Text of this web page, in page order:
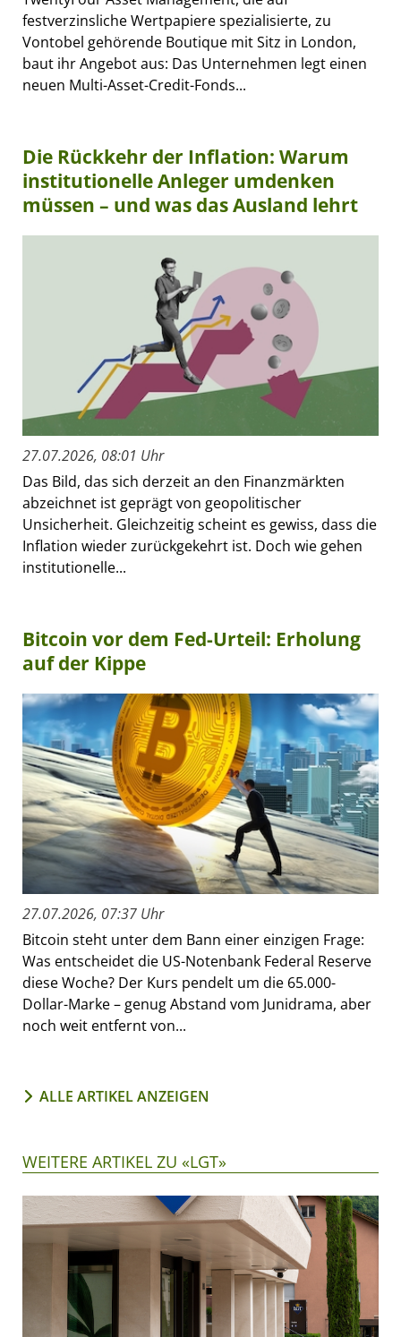
festverzinsliche Wertpapiere spezialisierte, zu
Vontobel gehörende Boutique mit Sitz in London,
baut ihr Angebot aus: Das Unternehmen legt einen
neuen Multi-Asset-Credit-Fonds...
Die Rückkehr der Inflation: Warum
institutionelle Anleger umdenken
müssen – und was das Ausland lehrt
27.07.2026, 08:01 Uhr
Das Bild, das sich derzeit an den Finanzmärkten
abzeichnet ist geprägt von geopolitischer
Unsicherheit. Gleichzeitig scheint es gewiss, dass die
Inflation wieder zurückgekehrt ist. Doch wie gehen
institutionelle...
Bitcoin vor dem Fed-Urteil: Erholung
auf der Kippe
27.07.2026, 07:37 Uhr
Bitcoin steht unter dem Bann einer einzigen Frage:
Was entscheidet die US-Notenbank Federal Reserve
diese Woche? Der Kurs pendelt um die 65.000-
Dollar-Marke – genug Abstand vom Junidrama, aber
noch weit entfernt von...
ALLE ARTIKEL ANZEIGEN
WEITERE ARTIKEL ZU «LGT»